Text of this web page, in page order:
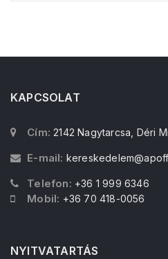
KAPCSOLAT
Cím: 2142 Nagytarcsa, Déri
E-mail:
Telefon: +36 1 999 6346
Mobil: +36 70 418-0056
NYITVATARTÁS